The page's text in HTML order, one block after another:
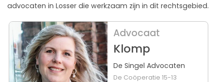
advocaten in Losser die werkzaam zijn in dit rechtsgebied.
Advocaat
Klomp
De Singel Advocaten
De Coöperatie 15-13